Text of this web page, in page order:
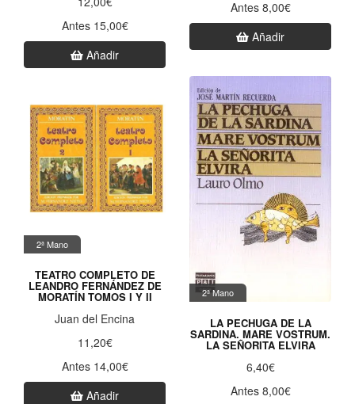
Antes 15,00€
Añadir
Antes 8,00€
Añadir
2ª Mano
TEATRO COMPLETO DE
LEANDRO FERNÁNDEZ DE
MORATÍN TOMOS I Y II
Juan del Encina
11,20€
Antes 14,00€
Añadir
2ª Mano
LA PECHUGA DE LA
SARDINA. MARE VOSTRUM.
LA SEÑORITA ELVIRA
6,40€
Antes 8,00€